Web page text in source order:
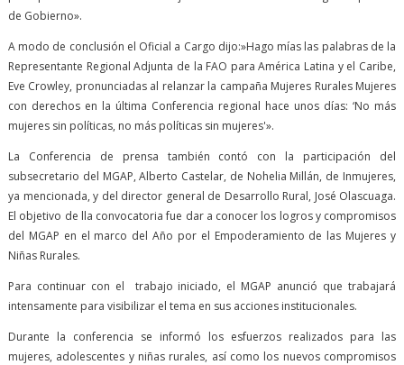
de Gobierno».
A modo de conclusión el Oficial a Cargo dijo:»Hago mías las palabras de la
Representante Regional Adjunta de la FAO para América Latina y el Caribe,
Eve Crowley, pronunciadas al relanzar la campaña Mujeres Rurales Mujeres
con derechos en la última Conferencia regional hace unos días: ‘No más
mujeres sin políticas, no más políticas sin mujeres'».
La Conferencia de prensa también contó con la participación del
subsecretario del MGAP, Alberto Castelar, de Nohelia Millán, de Inmujeres,
ya mencionada, y del director general de Desarrollo Rural, José Olascuaga.
El objetivo de lla convocatoria fue dar a conocer los logros y compromisos
del MGAP en el marco del Año por el Empoderamiento de las Mujeres y
Niñas Rurales.
Para continuar con el trabajo iniciado, el MGAP anunció que trabajará
intensamente para visibilizar el tema en sus acciones institucionales.
Durante la conferencia se informó los esfuerzos realizados para las
mujeres, adolescentes y niñas rurales, así como los nuevos compromisos